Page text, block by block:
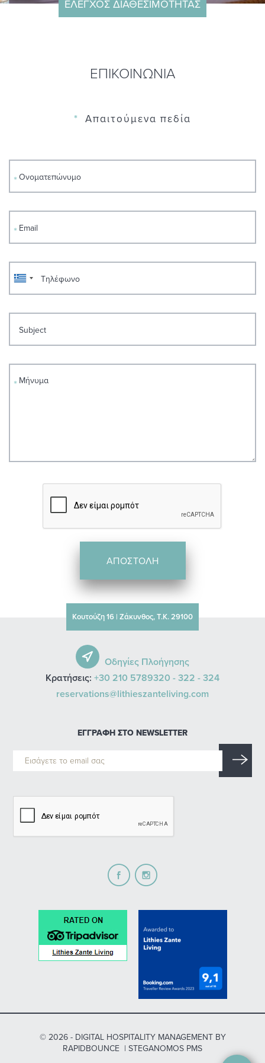
ΕΛΕΓΧΟΣ ΔΙΑΘΕΣΙΜΟΤΗΤΑΣ
ΕΠΙΚΟΙΝΩΝΙΑ
* Απαιτούμενα πεδία
ΑΠΟΣΤΟΛΗ
Κουτούζη 16 | Ζάκυνθος, Τ.Κ. 29100
Οδηγίες Πλοήγησης
Κρατήσεις: +30 210 5789320 -322 -324
reservations@lithieszanteliving.com
ΕΓΓΡΑΦΗ ΣΤΟ NEWSLETTER
© 2026 - DIGITAL HOSPITALITY MANAGEMENTBY
RAPIDBOUNCE | STEGANOMOS PMS